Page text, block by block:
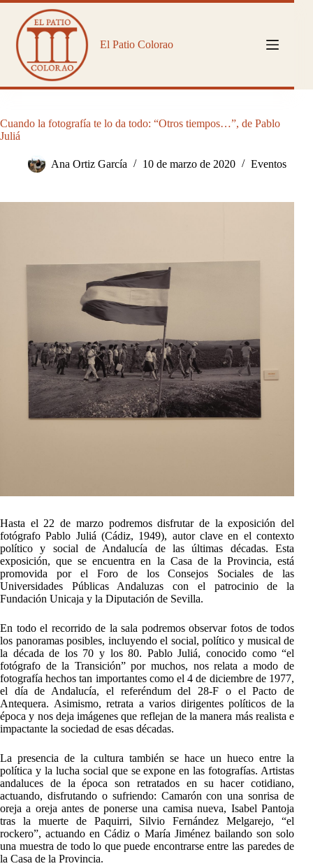
Saltar
contenido
El Patio Colorao
Cuando la fotografía te lo da todo: “Otros tiempos…”, de Pablo
Juliá
Ana Ortiz García 10 de marzo de 2020 Eventos
Hasta el 22 de marzo podremos disfrutar de la exposición del
fotógrafo Pablo Juliá (Cádiz, 1949), autor clave en el contexto
político y social de Andalucía de las últimas décadas. Esta
exposición, que se encuentra en la Casa de la Provincia, está
promovida por el Foro de los Consejos Sociales de las
Universidades Públicas Andaluzas con el patrocinio de la
Fundación Unicaja y la Diputación de Sevilla.
En todo el recorrido de la sala podremos observar fotos de todos
los panoramas posibles, incluyendo el social, político y musical de
la década de los 70 y los 80. Pablo Juliá, conocido como “el
fotógrafo de la Transición” por muchos, nos relata a modo de
fotografía hechos tan importantes como el 4 de diciembre de 1977,
el día de Andalucía, el referéndum del 28-F o el Pacto de
Antequera. Asimismo, retrata a varios dirigentes políticos de la
época y nos deja imágenes que reflejan de la manera más realista e
impactante la sociedad de esas décadas.
La presencia de la cultura también se hace un hueco entre la
política y la lucha social que se expone en las fotografías. Artistas
andaluces de la época son retratados en su hacer cotidiano,
actuando, disfrutando o sufriendo: Camarón con una sonrisa de
oreja a oreja antes de ponerse una camisa nueva, Isabel Pantoja
tras la muerte de Paquirri, Silvio Fernández Melgarejo, “el
rockero”, actuando en Cádiz o María Jiménez bailando son solo
una muestra de todo lo que puede encontrarse entre las paredes de
la Casa de la Provincia.